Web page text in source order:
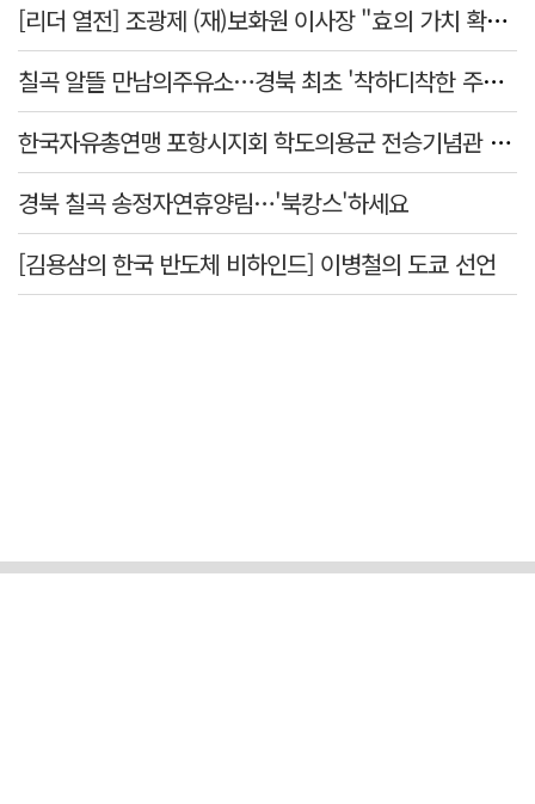
[리더 열전] 조광제 (재)보화원 이사장 "효의 가치 확산 위해 젊은층 참여 이끌어낼 것"
칠곡 알뜰 만남의주유소…경북 최초 '착하디착한 주유소' 선정
한국자유총연맹 포항시지회 학도의용군 전승기념관 방문
경북 칠곡 송정자연휴양림…'북캉스'하세요
[김용삼의 한국 반도체 비하인드] 이병철의 도쿄 선언